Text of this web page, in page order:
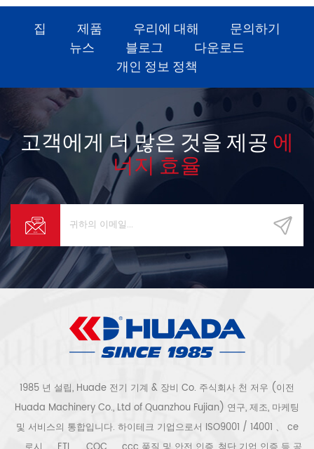
워크 IT를 사용하여 원격 네트워
크 제어를 현실적으로 만듭니다.
모델 LGPM-50 방전 압력
(Mpa) 0.6-1.0 공기 배달 (m³ /
min) 7.6-5.8 전력 (kW) 37 윤
냉각 공기 냉각방전 온도 (℃) 주
변 온도 ± 15 ℃ 소음 레벨 (dB
(A)) 68 ± 3 구동 방식 주파수
변환 시작 전기 (V / Hz) 380V /
50Hz 치수 (mm) 1400 * 1000
* 1580 무게 (kg) 800 공기 배
출관 직경 (inch / mm) G1-1 /
2 '' 1 、 회사 이점 천 저우
Huade 전기 기계 & 장비 유한
(주) 복건 prc (이전 Quanzhou
Fujian Province Huada
Machinery Co., Ltd)는 서해안
도시 Quanzhou.Our 회사는 국
내 최대 규모의 공기 압축기 전문
제조업체 중 하나이며 장비는 현
고 우리 회사는 혁신적이고 첨단
기술입니다 enterprise.We 일련
의 피스톤 및 스크류 공기 압축기
를 개발, 설계 및 생산하는 전문
2000, 중국 범용 기계 인증 및
ccc 인증, CE 인증, CQC 인증 및
ETL 의 품질 테스트를 획득했습니
다. certification.In 2002 년, 우
리는 독일에있는 공기 끝 제조자
집 제품 우리에 대해
문의하기
뉴스
블로그
다운로드
개인 정보 정책
고객에게 더 많은 것을 제공 에
너지 효율
1985 년 설립, Huade 전기 기계 & 장비 Co. 주식회사 천 저우 (이전
Huada Machinery Co., Ltd of Quanzhou Fujian) 연구, 제조, 마케팅
및 서비스의 통합입니다. 하이테크 기업으로서 ISO9001 / 14001 、 ce